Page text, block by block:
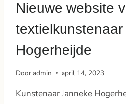
Nieuwe website
Hogerheijde
Dooradmin april 14, 2023
Kunstenaar Janneke